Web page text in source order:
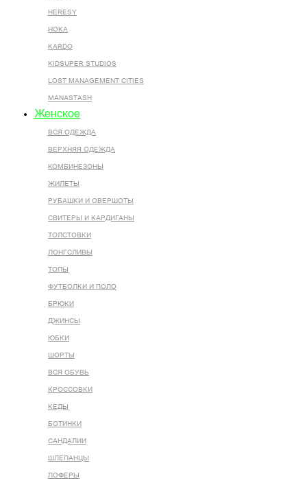
HERESY
HOKA
KARDO
KIDSUPER STUDIOS
LOST MANAGEMENT CITIES
MANASTASH
Женское
ВСЯ ОДЕЖДА
ВЕРХНЯЯ ОДЕЖДА
КОМБИНЕЗОНЫ
ЖИЛЕТЫ
РУБАШКИ И ОВЕРШОТЫ
СВИТЕРЫ И КАРДИГАНЫ
ТОЛСТОВКИ
ЛОНГСЛИВЫ
ТОПЫ
ФУТБОЛКИ И ПОЛО
БРЮКИ
ДЖИНСЫ
ЮБКИ
ШОРТЫ
ВСЯ ОБУВЬ
КРОССОВКИ
КЕДЫ
БОТИНКИ
САНДАЛИИ
ШЛЕПАНЦЫ
ЛОФЕРЫ